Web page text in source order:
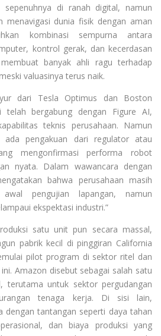
sepenuhnya di ranah digital, namun
dunia fisik dengan aman
kombinasi sempurna antara
kontrol gerak, dan kecerdasan
banyak ahli ragu terhadap
valuasinya terus naik.
dari Tesla Optimus dan Boston
telah bergabung dengan Figure AI,
teknis perusahaan. Namun
pengakuan dari regulator atau
mengonfirmasi performa robot
nyata. Dalam wawancara dengan
bahwa perusahaan masih
pengujian lapangan, namun
ekspektasi industri.”
satu unit pun secara massal,
pabrik kecil di pinggiran California
pilot program di sektor ritel dan
Amazon disebut sebagai salah satu
terutama untuk sektor pergudangan
tenaga kerja. Di sisi lain,
dengan tantangan seperti daya tahan
dan biaya produksi yang